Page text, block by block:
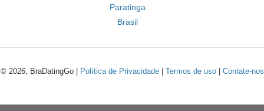
Paratinga
Brasil
© 2026, BraDatingGo | Política de Privacidade| Termos de uso| Contate-nos